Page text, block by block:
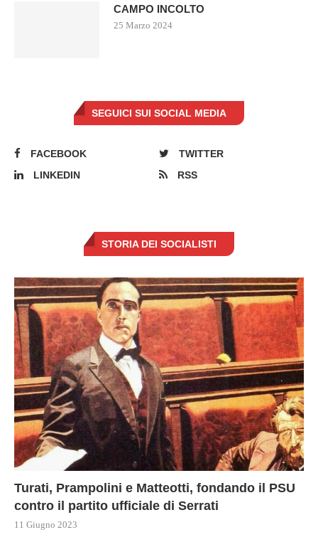
CAMPO INCOLTO
25 Marzo 2024
SEGUICI SUI SOCIAL MEDIA
FACEBOOK
TWITTER
LINKEDIN
RSS
STORIA DEI SOCIALISTI
Turati, Prampolini e Matteotti, fondando il PSU
contro il partito ufficiale di Serrati
11 Giugno 2023